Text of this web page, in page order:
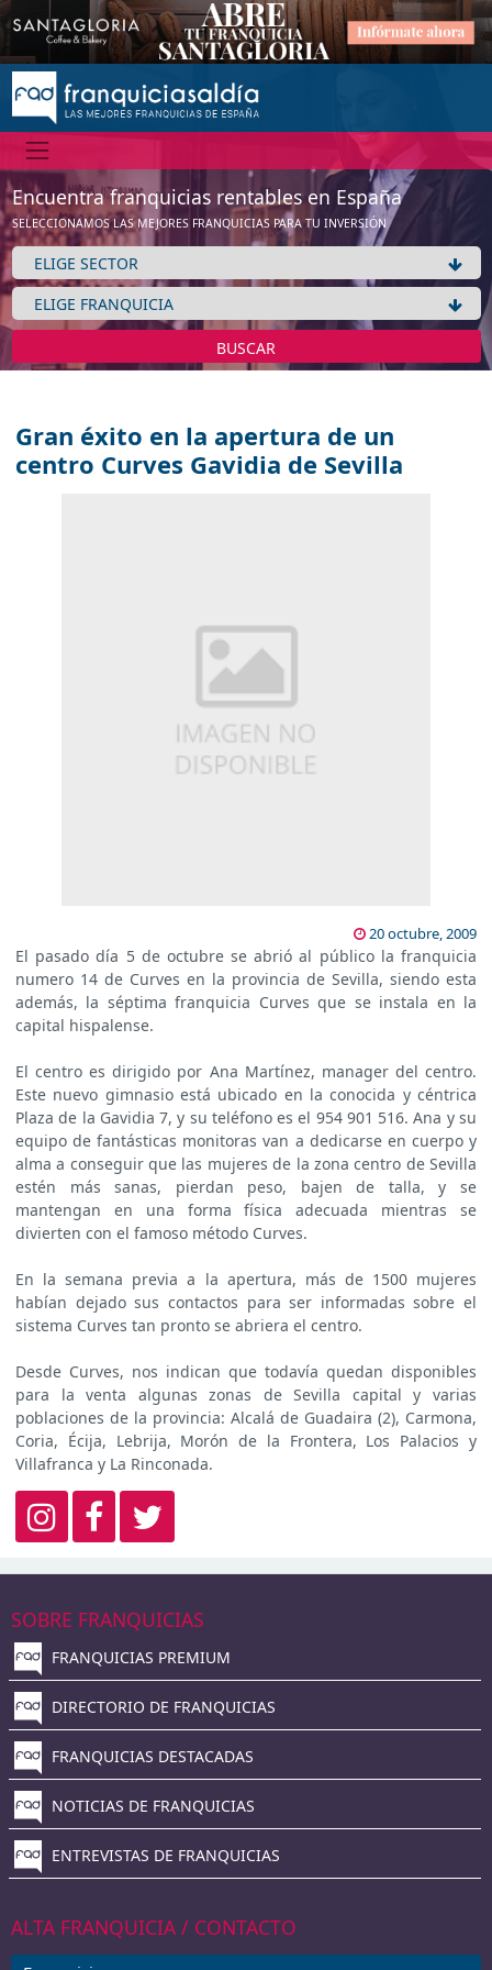
Encuentra franquicias rentables en España
SELECCIONAMOS LAS MEJORES FRANQUICIAS PARA TU INVERSIÓN
BUSCAR
Gran éxito en la apertura de un
centro Curves Gavidia de Sevilla
20 octubre, 2009
El pasado día 5 de octubre se abrió al público la franquicia
numero 14 de Curves en la provincia de Sevilla, siendo esta
además, la séptima franquicia Curves que se instala en la
capital hispalense.
El centro es dirigido por Ana Martínez, manager del centro.
Este nuevo gimnasio está ubicado en la conocida y céntrica
Plaza de la Gavidia 7, y su teléfono es el 954 901 516. Ana y su
equipo de fantásticas monitoras van a dedicarse en cuerpo y
alma a conseguir que las mujeres de la zona centro de Sevilla
estén más sanas, pierdan peso, bajen de talla, y se
mantengan en una forma física adecuada mientras se
divierten con el famoso método Curves.
En la semana previa a la apertura, más de 1500 mujeres
habían dejado sus contactos para ser informadas sobre el
sistema Curves tan pronto se abriera el centro.
Desde Curves, nos indican que todavía quedan disponibles
para la venta algunas zonas de Sevilla capital y varias
poblaciones de la provincia: Alcalá de Guadaira (2), Carmona,
Coria, Écija, Lebrija, Morón de la Frontera, Los Palacios y
Villafranca y La Rinconada.
SOBRE FRANQUICIAS
FRANQUICIAS PREMIUM
DIRECTORIO DE FRANQUICIAS
FRANQUICIAS DESTACADAS
NOTICIAS DE FRANQUICIAS
ENTREVISTAS DE FRANQUICIAS
ALTA FRANQUICIA / CONTACTO